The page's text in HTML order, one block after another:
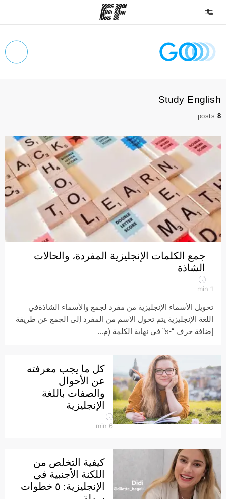
الصفحة الرئيسية
شاهد كل ما نقوم به
مكاتب
أعثر على مكتب قريب منك
نبذة عنا
من نحن
وظائف
إنضم إلى الفريق
Study English
8
posts
جمع الكلمات الإنجليزية المفردة، والحالات
الشاذة
1
min
تحويل الأسماء الإنجليزية من مفرد لجمع والأسماء الشاذةفي
اللغة الإنجليزية يتم تحول الاسم من المفرد إلى الجمع عن طريقة
إضافة حرف “-s” في نهاية الكلمة (م...
كل ما يجب معرفته
عن الأحوال
والصفات باللغة
الإنجليزية
6
min
كيفية التخلص من
اللكنة الأجنبية في
الإنجليزية: ٥ خطوات